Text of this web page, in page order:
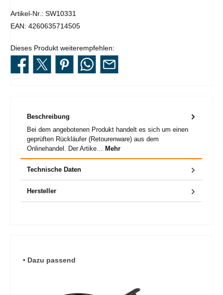
Artikel-Nr.: SW10331
EAN: 4260635714505
Dieses Produkt weiterempfehlen:
Beschreibung
Bei dem angebotenen Produkt handelt es sich um einen
geprüften Rückläufer (Retourenware) aus dem
Onlinehandel. Der Artike… Mehr
Technische Daten
Hersteller
Produktgalerie überspringen
• Dazu passend